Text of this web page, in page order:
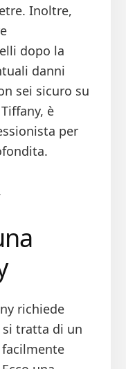
Inoltre,
dopo la
danni
sei sicuro su
è
per
richiede
si tratta di un